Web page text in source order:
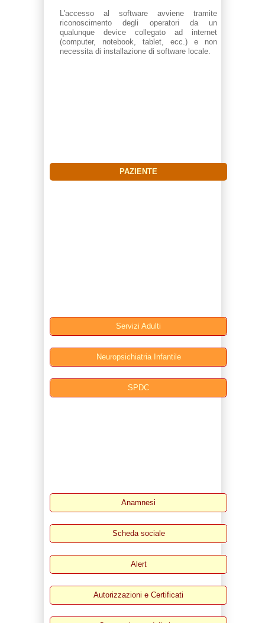
L'accesso al software avviene tramite
riconoscimento degli operatori da un
qualunque device collegato ad internet
(computer, notebook, tablet, ecc.) e non
necessita di installazione di software locale.
PAZIENTE
Servizi Adulti
Neuropsichiatria Infantile
SPDC
Anamnesi
Scheda sociale
Alert
Autorizzazioni e Certificati